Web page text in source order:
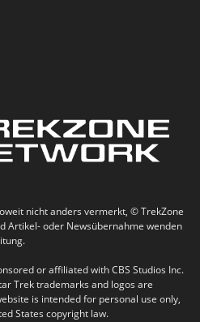
nicht anders vermerkt, © TrekZone
Artikel- oder Newsübernahme wenden
or affiliated with CBS Studios Inc.
Trek trademarks and logos are
is intended for personal use only,
States copyright law.